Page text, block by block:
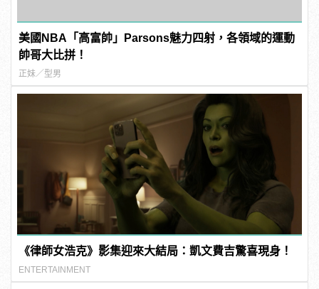
美國NBA「高富帥」Parsons魅力四射，各領域的運動
帥哥大比拼！
正妹／型男
《律師女浩克》影集迎來大結局：凱文費吉驚喜現身！
ENTERTAINMENT